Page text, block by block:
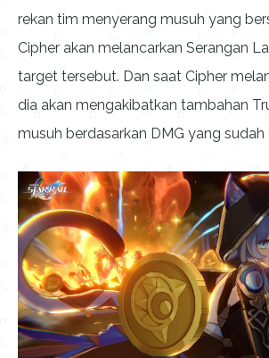
rekan tim menyerang musuh yang
Cipher akan melancarkan Serangan
target tersebut. Dan saat Cipher
dia akan mengakibatkan tambahan
musuh berdasarkan DMG yang